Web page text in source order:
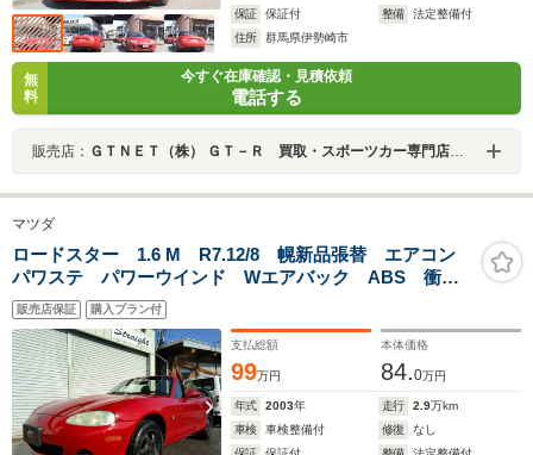
保証
保証付 整備
法定整備付
住所
群馬県伊勢崎市
無
料
今すぐ在庫確認・見積依頼
電話する
販売店： ＧＴＮＥＴ（株） ＧＴ－Ｒ 買取・スポーツカー専門店 ＧＴＮＥＴ群馬
マツダ
ロードスター 1.6 M R7.12/8 幌新品張替 エアコン
パワステ パワーウインド Wエアバック ABS 衝突
安全ボディ carrozzeria 楽NABI ワンセグTV
DVD CD SD チューナー
販売店保証 購入プラン付
支払総額
99万円
本体価格
84.0万円
年式 2003年 走行 2.9万km
車検
車検整備付 修復
なし